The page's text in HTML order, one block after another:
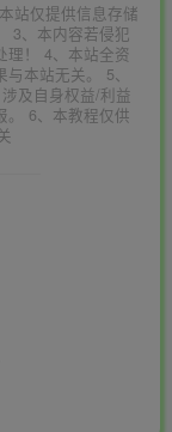
站仅提供信息存储
3、本内容若侵犯
理！ 4、本站全资
本站无关。 5、
及自身权益/利益
。 6、本教程仅供